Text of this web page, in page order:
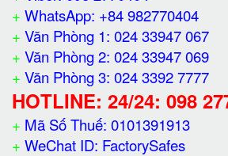
+ WhatsApp: +84 982770404
+ Văn Phòng 1: 024 33947 067
+ Văn Phòng 2: 024 33947 069
+ Văn Phòng 3: 024 3392 7777
HOTLINE: 24/24: 098
+ Mã Số Thuế: 0101391913
+ WeChat ID: FactorySafes